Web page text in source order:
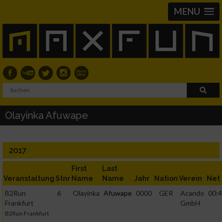
MENU
Olayinka Afuwape
2017
Veranstaltung Stnr
First
Name
Last
Name
Jahr NationVerein Net
B2Run
Frankfurt
B2Run Frankfurt
6 Olayinka Afuwape 0000 GER
Acando
GmbH